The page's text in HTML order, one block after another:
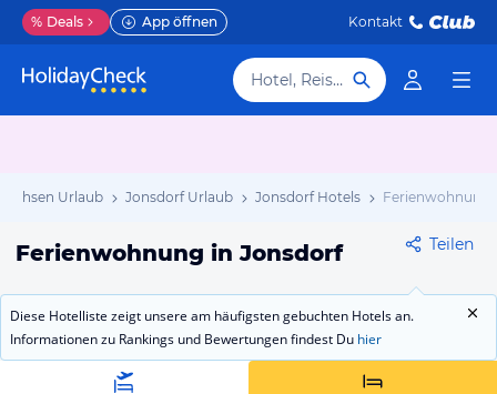
% Deals App öffnen Kontakt
Hotel, Reiseziel
Sachsen Urlaub Jonsdorf Urlaub Jonsdorf Hotels Ferienwohnung
Ferienwohnung in Jonsdorf Teilen
Diese Hotelliste zeigt unsere am häufigsten gebuchten Hotels an.
Informationen zu Rankings und Bewertungen findest Du hier